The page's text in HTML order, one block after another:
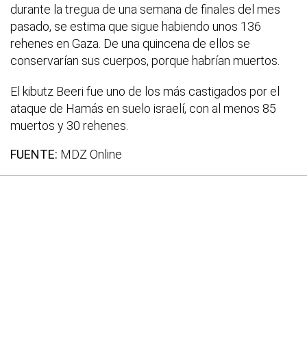
durante la tregua de una semana de finales del mes
pasado, se estima que sigue habiendo unos 136
rehenes en Gaza. De una quincena de ellos se
conservarían sus cuerpos, porque habrían muertos.
El kibutz Beeri fue uno de los más castigados por el
ataque de Hamás en suelo israelí, con al menos 85
muertos y 30 rehenes.
FUENTE: MDZ Online